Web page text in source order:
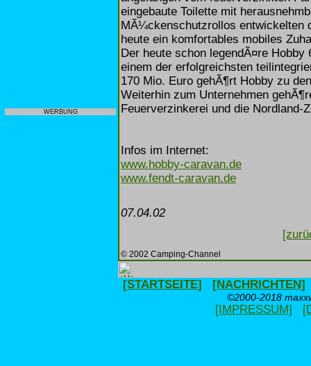
WERBUNG
eingebaute Toilette mit
MÃ¼ckenschutzrollos entwickelten
heute ein komfortables mobiles
Der heute schon legendÃ¤re
einem der erfolgreichsten
170 Mio. Euro gehÃ¶rt Hobby zu
Weiterhin zum Unternehmen
Feuerverzinkerei und die Nordland-
Infos im Internet:
www.hobby-caravan.de
www.fendt-caravan.de
07.04.02
© 2002 Camping-Channel
[STARTSEITE] [NACHRICHTEN]
©2000-2018
[IMPRESSUM]